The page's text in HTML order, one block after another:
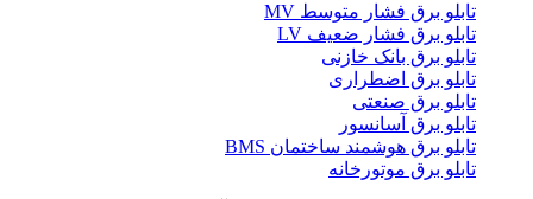
تابلو برق فشار متوسط MV
تابلو برق فشار ضعیف LV
تابلو برق بانک خازنی
تابلو برق اضطراری
تابلو برق صنعتی
تابلو برق آسانسور
تابلو برق هوشمند ساختمان BMS
تابلو برق موتورخانه